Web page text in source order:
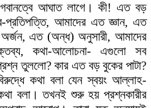
আঘাত লাগে। কী! এত বড়
প্রতিপত্তি, আমাদের এত জ্ঞান, এত
অর্জন, এত (অন্ধ) অনুসারী, আমাদের
কথা-আলোচনা- এগুলো সব
তুললো? কার এত বড় বুকের পাটা?
কথা বলা যেন স্বয়ং আল্লাহ-
বলা। তখনই শুরু হয় প্রশ্নকারীর